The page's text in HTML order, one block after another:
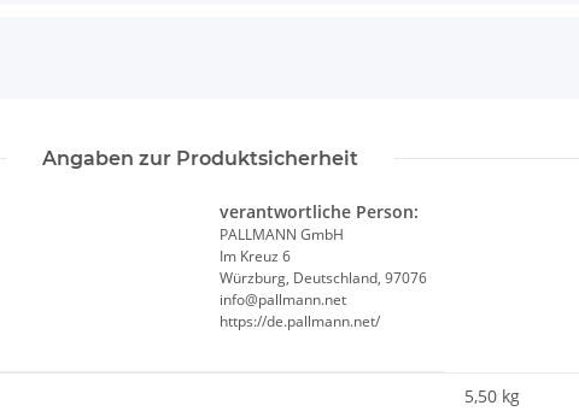
Angaben zur Produktsicherheit
verantwortliche Person:
PALLMANN GmbH
Im Kreuz 6
Würzburg, Deutschland, 97076
info@pallmann.net
https://de.pallmann.net/
5,50 kg